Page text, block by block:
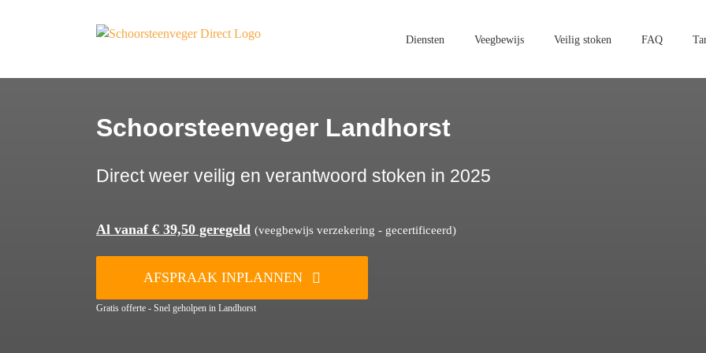
Diensten Veegbewijs Veilig stoken FAQ
Schoorsteenveger Landhorst
Direct weer veilig en verantwoord stoken in 2025
Al vanaf € 39,50 geregeld (veegbewijs verzekering - gecertificeerd)
AFSPRAAK INPLANNEN
Gratis offerte - Snel geholpen in Landhorst